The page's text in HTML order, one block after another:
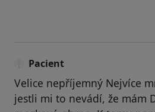
Pacient
Velice nepříjemný Nejvíce
jestli mi to nevádí, že mám